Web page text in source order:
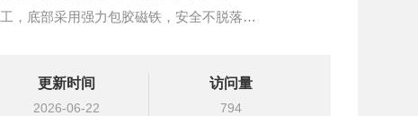
，底部采用强力包胶磁铁，安全不脱落
，便于工作人员操作，防止误触危险
更新时间
2026-06-22
访问量
794